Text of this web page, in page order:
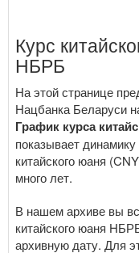
Курс
НБРБ
На этой странице
Нацбанка Беларуси
График курса
показывает
китайского юаня
много лет.
В нашем архиве вы
китайского юаня
архивную дату. Для